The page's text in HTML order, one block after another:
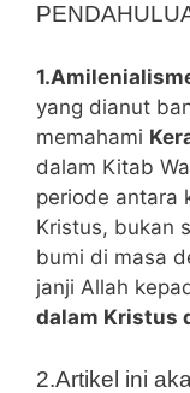
yang dianut
memahami
dalam Kitab
periode antara
Kristus, bukan
bumi di masa
janji Allah
dalam Kristus
2.Artikel ini